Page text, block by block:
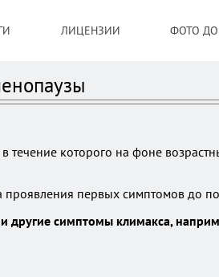
ЛИЦЕНЗИИ ФОТО
которого на фоне
первых симптомов до
другие симптомы климакса,